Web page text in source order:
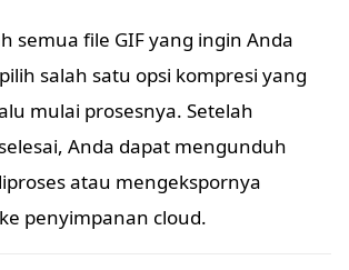
semua file GIF yang ingin Anda
salah satu opsi kompresi yang
mulai prosesnya. Setelah
Anda dapat mengunduh
atau mengekspornya
penyimpanan cloud.